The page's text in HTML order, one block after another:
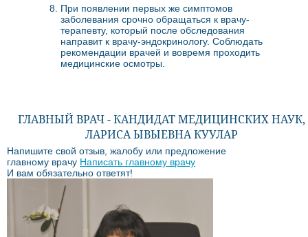
При появлении первых же симптомов
заболевания срочно обращаться к врачу-
терапевту, который после обследования
направит к врачу-эндокринологу. Соблюдать
рекомендации врачей и вовремя проходить
медицинские осмотры.
ГЛАВНЫЙ ВРАЧ - КАНДИДАТ МЕДИЦИНСКИХ НАУК,
ЛАРИСА ЫВЫЕВНА КУУЛАР
Напишите свой отзыв, жалобу или предложение
главному врачу Написать главному врачу
И вам обязательно ответят!